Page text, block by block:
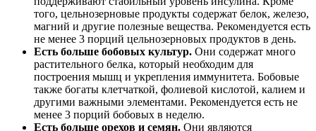
того, цельнозерновые продукты содержат белок, железо,
магний и другие полезные вещества. Рекомендуется есть
не менее 3 порций цельнозерновых продуктов в день.
Есть больше бобовых культур. Они содержат много
растительного белка, который необходим для
построения мышц и укрепления иммунитета. Бобовые
также богаты клетчаткой, фолиевой кислотой, калием и
другими важными элементами. Рекомендуется есть не
менее 3 порций бобовых в неделю.
Есть больше орехов и семян. Они являются